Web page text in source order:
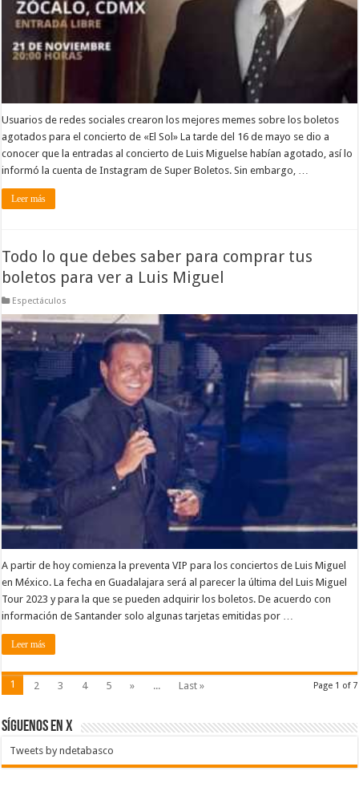
Usuarios de redes sociales crearon los mejores memes sobre los boletos
agotados para el concierto de «El Sol» La tarde del 16 de mayo se dio a
conocer que la entradas al concierto de Luis Miguelse habían agotado, así lo
informó la cuenta de Instagram de Super Boletos. Sin embargo, …
Leer más
Todo lo que debes saber para comprar tus
boletos para ver a Luis Miguel
Espectáculos
A partir de hoy comienza la preventa VIP para los conciertos de Luis Miguel
en México. La fecha en Guadalajara será al parecer la última del Luis Miguel
Tour 2023 y para la que se pueden adquirir los boletos. De acuerdo con
información de Santander solo algunas tarjetas emitidas por …
Leer más
Page 1 of 7
1 2 3 4 5 » ... Last »
SÍGUENOS EN X
Tweets by ndetabasco